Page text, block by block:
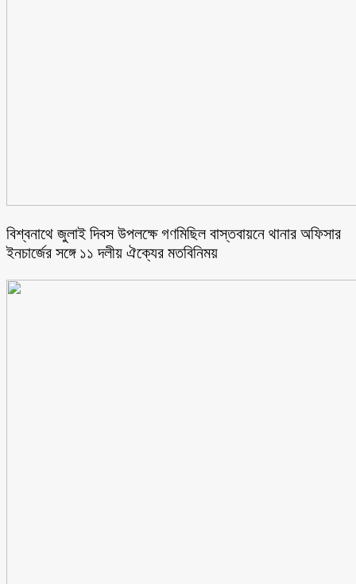
বিশ্বনাথে জুলাই দিবস উপলক্ষে গণমিছিল বাস্তবায়নে থানার অফিসার
ইনচার্জের সঙ্গে ১১ দলীয় ঐক্যের মতবিনিময়